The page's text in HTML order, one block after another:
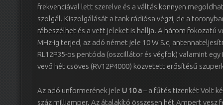
frekvenciával lett szerelve és a váltás könnyen
szolgál. Kiszolgálását a tank rádiósa végzi, de a
rábeszélhet és a vett jeleket is hallja. A három fokozatú
MHz-ig terjed, az adó német jele 10 W S.c,
RL12P35-ös pentóda (oszcillátor és végfok) valamint
vevő hét csöves (RV12P4000) közvetett erősítésű
Az adó unformerének jele U 10 a– a fűtés tizenkét Volt
száz milliamper. Az átalakító összesen hét Ampert vesz